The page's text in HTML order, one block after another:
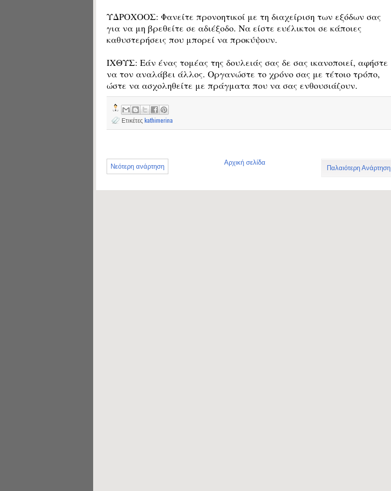
ΥΔΡΟΧΟΟΣ: Φανείτε προνοητικοί με τη διαχείριση των εξόδων σας
για να μη βρεθείτε σε αδιέξοδο. Να είστε ευέλικτοι σε κάποιες
καθυστερήσεις που μπορεί να προκύψουν.
ΙΧΘΥΣ: Εάν ένας τομέας της δουλειάς σας δε σας ικανοποιεί, αφήστε
να τον αναλάβει άλλος. Οργανώστε το χρόνο σας με τέτοιο τρόπο,
ώστε να ασχοληθείτε με πράγματα που να σας ενθουσιάζουν.
Ετικέτες kathimerina
Νεότερη ανάρτηση Παλαιότερη Ανάρτηση
Αρχική σελίδα